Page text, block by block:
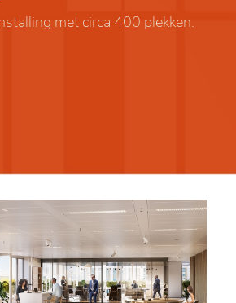
met circa 400 plekken.